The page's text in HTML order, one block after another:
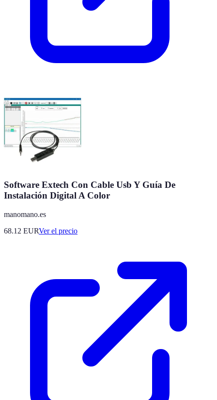
Software Extech Con Cable Usb Y Guía De
Instalación Digital A Color
manomano.es
68.12 EURVer el precio